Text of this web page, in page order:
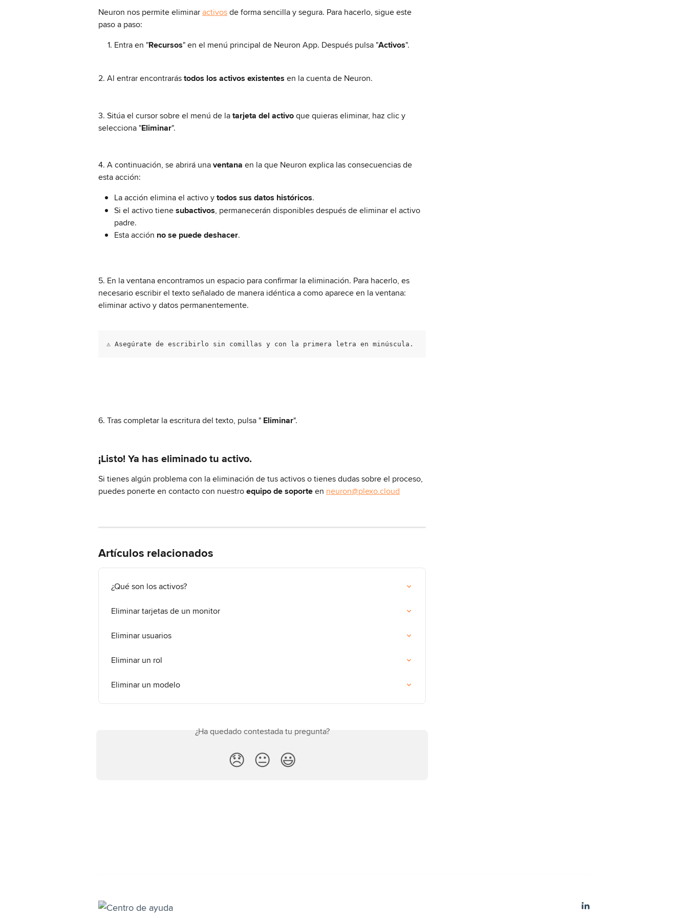
Neuron nos permite eliminar activos de forma sencilla y segura. Para hacerlo, sigue este
paso a paso:
Entra en "Recursos" en el menú principal de Neuron App. Después pulsa "Activos".
2. Al entrar encontrarás todos los activos existentes en la cuenta de Neuron.
3. Sitúa el cursor sobre el menú de la tarjeta del activo que quieras eliminar, haz clic y
selecciona "Eliminar".
4. A continuación, se abrirá una ventana en la que Neuron explica las consecuencias de
esta acción:
La acción elimina el activo y todos sus datos históricos.
Si el activo tiene subactivos, permanecerán disponibles después de eliminar el activo
padre.
Esta acción no se puede deshacer.
5. En la ventana encontramos un espacio para confirmar la eliminación. Para hacerlo, es
necesario escribir el texto señalado de manera idéntica a como aparece en la ventana:
eliminar activo y datos permanentemente.
⚠️ Asegúrate de escribirlo sin comillas y con la primera letra en minúscula.
6. Tras completar la escritura del texto, pulsa " Eliminar".
¡Listo! Ya has eliminado tu activo.
Si tienes algún problema con la eliminación de tus activos o tienes dudas sobre el proceso,
puedes ponerte en contacto con nuestro equipo de soporte en neuron@plexo.cloud
Artículos relacionados
¿Qué son los activos?
Eliminar tarjetas de un monitor
Eliminar usuarios
Eliminar un rol
Eliminar un modelo
¿Ha quedado contestada tu pregunta?
😞 😐 😃